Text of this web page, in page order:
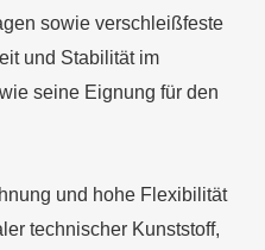
sowie verschleißfeste
und Stabilität im
seine Eignung für den
und hohe Flexibilität
technischer Kunststoff,